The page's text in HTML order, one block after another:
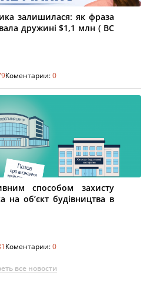
залишилася: як фраза
дружині $1,1 млн ( ВС
Коментарии:0
способом захисту
на об’єкт будівництва в
Коментарии:0
все новости